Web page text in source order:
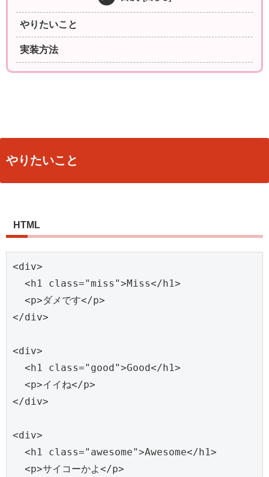
やりたいこと
実装方法
やりたいこと
HTML
<div>
  <h1 class="miss">Miss</h1>
  <p>ダメです</p>
</div>
<div>
  <h1 class="good">Good</h1>
  <p>イイね</p>
</div>
<div>
  <h1 class="awesome">Awesome</h1>
  <p>サイコーかよ</p>